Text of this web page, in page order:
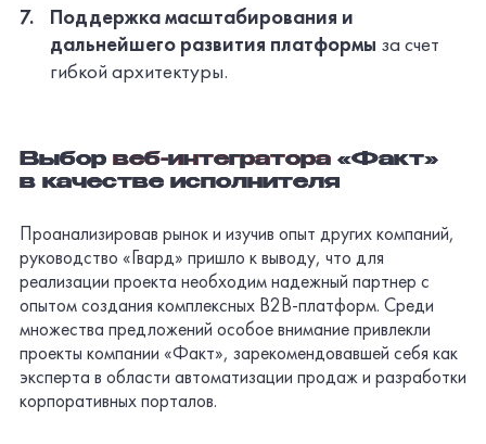
Поддержка масштабирования и
дальнейшего развития платформы за счет
гибкой архитектуры.
Выбор веб-интегратора «Факт»
в качестве исполнителя
Проанализировав рынок и изучив опыт других компаний,
руководство «Гвард» пришло к выводу, что для
реализации проекта необходим надежный партнер с
опытом создания комплексных B2B-платформ. Среди
множества предложений особое внимание привлекли
проекты компании «Факт», зарекомендовавшей себя как
эксперта в области автоматизации продаж и разработки
корпоративных порталов.